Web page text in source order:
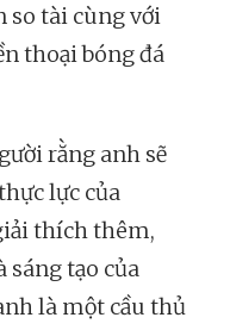
so tài cùng với
thoại bóng đá
rằng anh sẽ
lực của
thích thêm,
sáng tạo của
là một cầu thủ